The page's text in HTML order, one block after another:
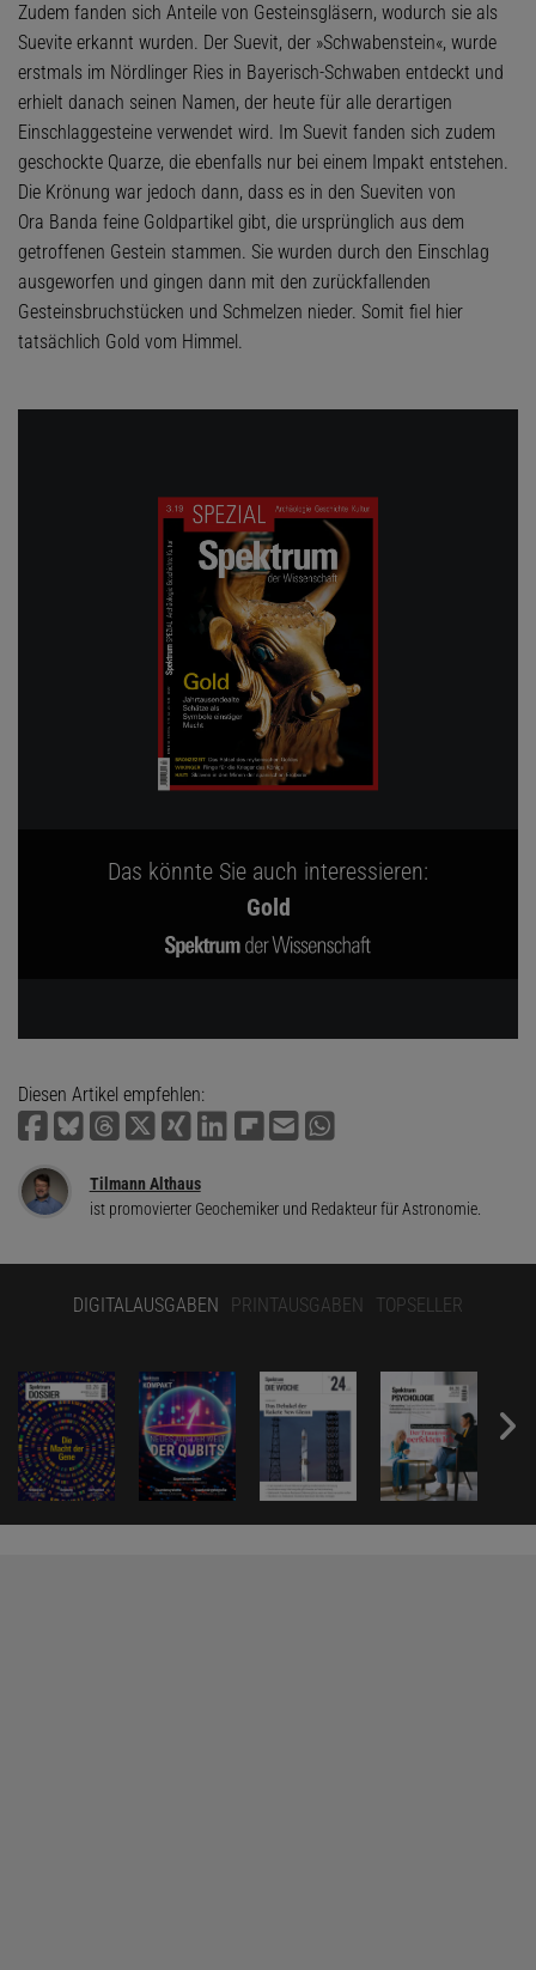
Zudem fanden sich Anteile von Gesteinsgläsern, wodurch sie als
Suevite erkannt wurden. Der Suevit, der »Schwabenstein«, wurde
erstmals im Nördlinger Ries in Bayerisch-Schwaben entdeckt und
erhielt danach seinen Namen, der heute für alle derartigen
Einschlaggesteine verwendet wird. Im Suevit fanden sich zudem
geschockte Quarze, die ebenfalls nur bei einem Impakt entstehen.
Die Krönung war jedoch dann, dass es in den Sueviten von
Ora Banda feine Goldpartikel gibt, die ursprünglich aus dem
getroffenen Gestein stammen. Sie wurden durch den Einschlag
ausgeworfen und gingen dann mit den zurückfallenden
Gesteinsbruchstücken und Schmelzen nieder. Somit fiel hier
tatsächlich Gold vom Himmel.
Das könnte Sie auch interessieren:
Gold
Diesen Artikel empfehlen:
Tilmann Althaus
ist promovierter Geochemiker und Redakteur für Astronomie.
DIGITALAUSGABEN PRINTAUSGABEN TOPSELLER